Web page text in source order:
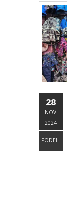
28
NOV
2024
PODELI